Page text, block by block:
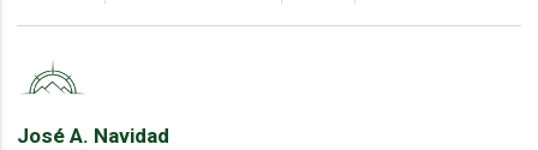
José A. Navidad